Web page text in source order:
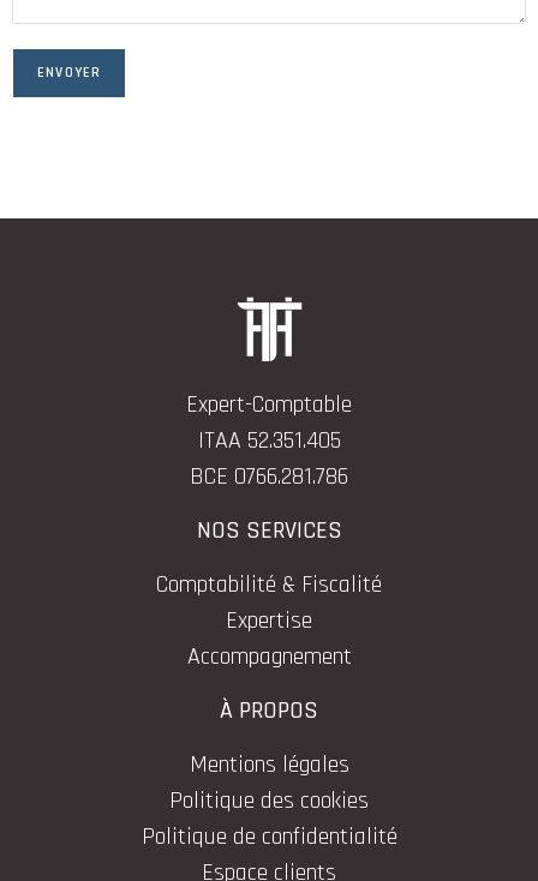
Expert-Comptable
ITAA 52.351.405
BCE 0766.281.786
NOS SERVICES
Comptabilité & Fiscalité
Expertise
Accompagnement
À PROPOS
Mentions légales
Politique des cookies
Politique de confidentialité
Espace clients